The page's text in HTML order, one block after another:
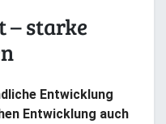
– starke
Entwicklung
Entwicklung auch